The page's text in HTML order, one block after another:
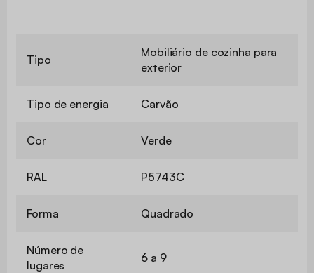
Tipo
Mobiliário de cozinha para
exterior
Tipo de energia Carvão
Cor Verde
RAL P5743C
Forma Quadrado
Número de
lugares
6 a 9